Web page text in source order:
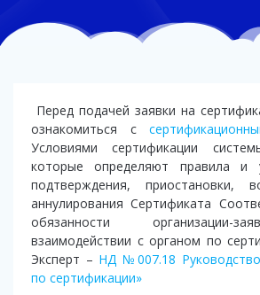
Перед подачей заявки на
ознакомиться с
Условиями сертификации
которые определяют правила и
подтверждения, приостановки,
аннулирования Сертификата
обязанности организации-
взаимодействии с органом по
Эксперт – НД №007.18
по сертификации»